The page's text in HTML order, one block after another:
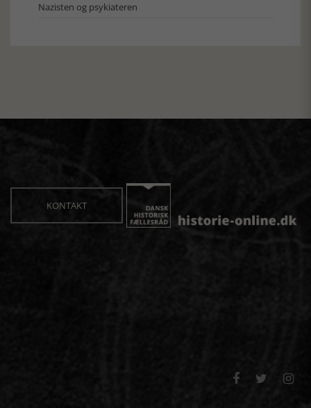
Nazisten og psykiateren
KONTAKT
  